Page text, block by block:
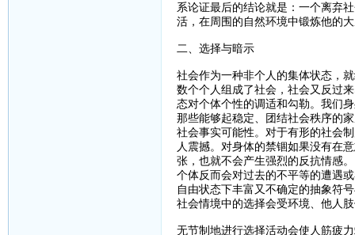
系论证最后的结论就是：一个离弃
活，在周围的自然环境中锻炼他的
二、选择与暗示
社会作为一种非个人的集体状态，
数个个人组成了社会，社会又反过
态对个体个性的调适和勾勒。我们
那些能够起稳定、团结社会秩序的
社会事实可能性。对于有形的社会
人震撼。对身体的禁锢如果没有在
张，也就不会产生强烈的反抗情感
个体反而会对过去的不平等的遭遇
自由状态下丰富又不确定的抽象符
社会情境中的选择会受环境、他人
无节制地进行选择活动会使人筋疲